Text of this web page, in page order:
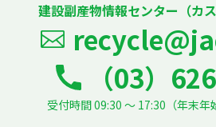
建設副産物情報センター（カ
（03）
受付時間 09:30 ～ 17:30（年末年